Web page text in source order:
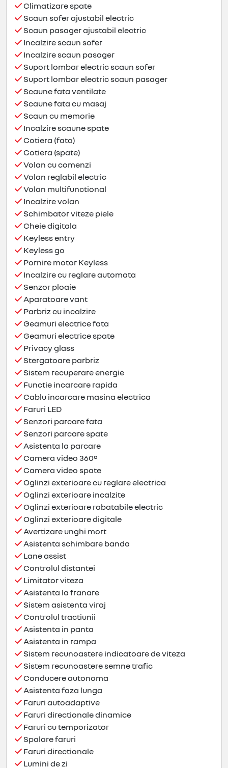
Climatizare spate
Scaun sofer ajustabil electric
Scaun pasager ajustabil electric
Incalzire scaun sofer
Incalzire scaun pasager
Suport lombar electric scaun sofer
Suport lombar electric scaun pasager
Scaune fata ventilate
Scaune fata cu masaj
Scaun cu memorie
Incalzire scaune spate
Cotiera (fata)
Cotiera (spate)
Volan cu comenzi
Volan reglabil electric
Volan multifunctional
Incalzire volan
Schimbator viteze piele
Cheie digitala
Keyless entry
Keyless go
Pornire motor Keyless
Incalzire cu reglare automata
Senzor ploaie
Aparatoare vant
Parbriz cu incalzire
Geamuri electrice fata
Geamuri electrice spate
Privacy glass
Stergatoare parbriz
Sistem recuperare energie
Functie incarcare rapida
Cablu incarcare masina electrica
Faruri LED
Senzori parcare fata
Senzori parcare spate
Asistenta la parcare
Camera video 360º
Camera video spate
Oglinzi exterioare cu reglare electrica
Oglinzi exterioare incalzite
Oglinzi exterioare rabatabile electric
Oglinzi exterioare digitale
Avertizare unghi mort
Asistenta schimbare banda
Lane assist
Controlul distantei
Limitator viteza
Asistenta la franare
Sistem asistenta viraj
Controlul tractiunii
Asistenta in panta
Asistenta in rampa
Sistem recunoastere indicatoare de viteza
Sistem recunoastere semne trafic
Conducere autonoma
Asistenta faza lunga
Faruri autoadaptive
Faruri directionale dinamice
Faruri cu temporizator
Spalare faruri
Faruri directionale
Lumini de zi